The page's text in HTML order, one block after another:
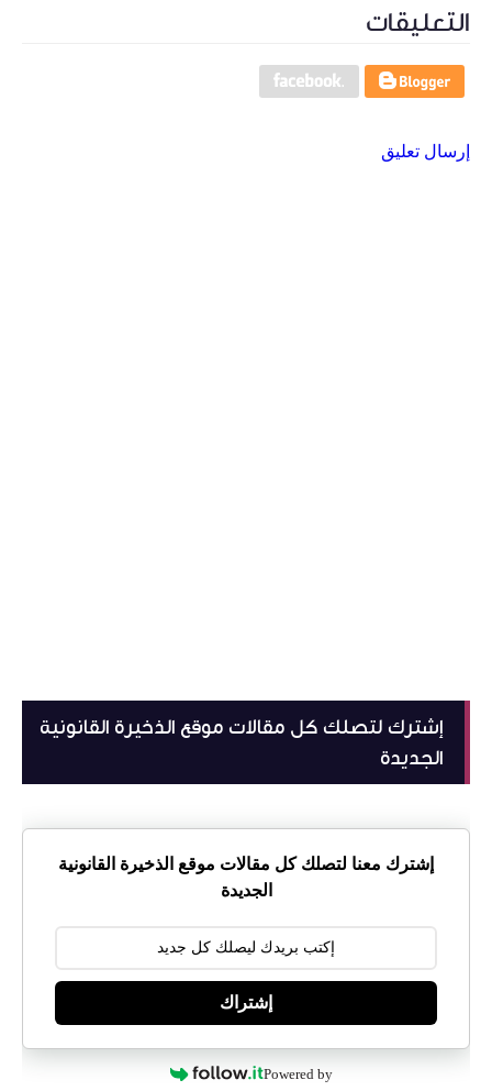
التعليقات
إرسال تعليق
إشترك لتصلك كل مقالات موقع الذخيرة القانونية
الجديدة
إشترك معنا لتصلك كل مقالات موقع الذخيرة القانونية
الجديدة
إشتراك
Powered by